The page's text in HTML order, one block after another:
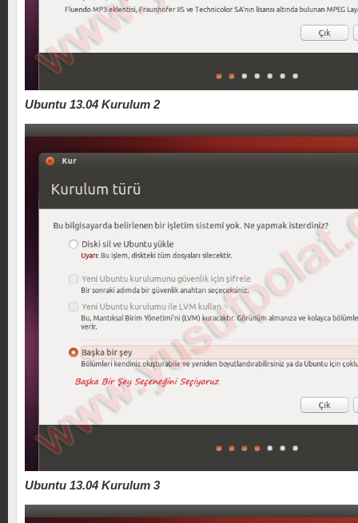
Ubuntu 13.04 Kurulum 2
Ubuntu 13.04 Kurulum 3